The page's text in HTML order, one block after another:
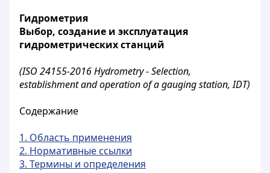
Гидрометрия
Выбор, создание и эксплуатация
гидрометрических станций
(ISO 24155-2016Hydrometry - Selection,
establishment and operation of a gauging station, IDT)
Содержание
1. Область применения
2. Нормативные ссылки
3. Термины и определения